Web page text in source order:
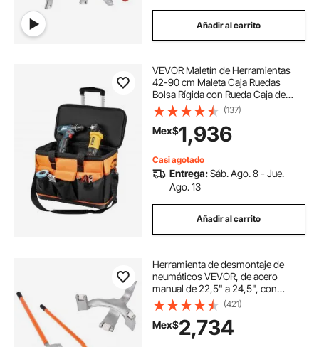
Añadir al carrito
VEVOR Maletín de Herramientas
42-90 cm Maleta Caja Ruedas
Bolsa Rígida con Rueda Caja de
Herramientas Bolsa Rígida con
Ruedas 60 kg Bolsa de
Herramientas con Ruedas Tela
Oxford Rígida Maleta
(137)
Mex$1,936
Casi agotado
Entrega:Sáb. Ago. 8 - Jue.
Ago. 13
Añadir al carrito
Herramienta de desmontaje de
neumáticos VEVOR, de acero
manual de 22,5" a 24,5", con
soporte adicional para talón,
destalonador para camiones sin
cámara, 3 herramientas para
cambiar neumáticos, color naranja
(421)
Mex$2,734